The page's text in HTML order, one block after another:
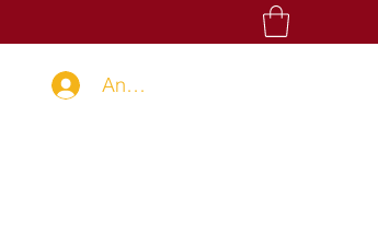
Anmelden